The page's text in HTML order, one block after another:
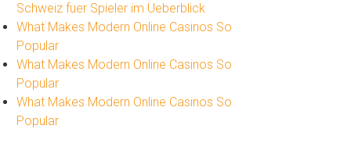
Schweiz fuer Spieler im Ueberblick
What Makes Modern Online Casinos So
Popular
What Makes Modern Online Casinos So
Popular
What Makes Modern Online Casinos So
Popular